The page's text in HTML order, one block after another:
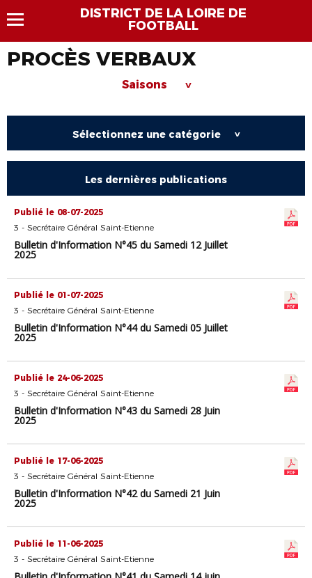
DISTRICT DE LA LOIRE DE
FOOTBALL
PROCÈS VERBAUX
Saisons >
Sélectionnez une catégorie >
Les dernières publications
Publié le 08-07-2025
3 - Secrétaire Général Saint-Etienne
Bulletin d'Information N°45 du Samedi 12 Juillet
2025
Publié le 01-07-2025
3 - Secrétaire Général Saint-Etienne
Bulletin d'Information N°44 du Samedi 05 Juillet
2025
Publié le 24-06-2025
3 - Secrétaire Général Saint-Etienne
Bulletin d'Information N°43 du Samedi 28 Juin
2025
Publié le 17-06-2025
3 - Secrétaire Général Saint-Etienne
Bulletin d'Information N°42 du Samedi 21 Juin
2025
Publié le 11-06-2025
3 - Secrétaire Général Saint-Etienne